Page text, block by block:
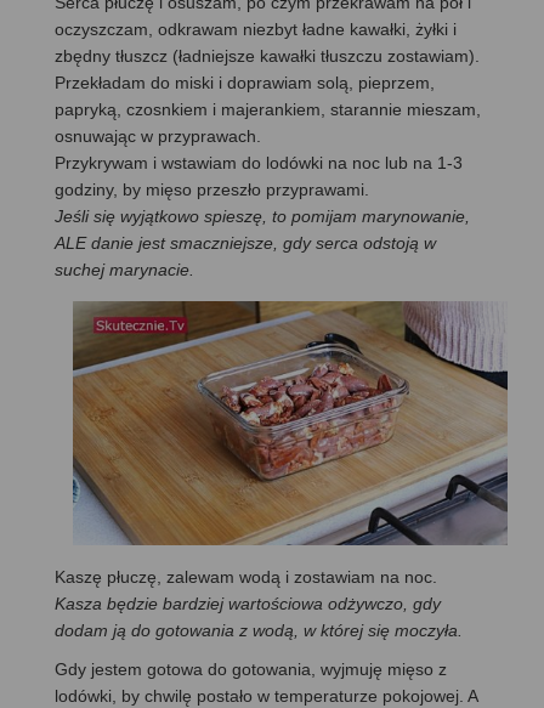
oczyszczam, odkrawam niezbyt ładne kawałki, żyłki i
zbędny tłuszcz (ładniejsze kawałki tłuszczu zostawiam).
Przekładam do miski i doprawiam solą, pieprzem,
papryką, czosnkiem i majerankiem, starannie mieszam,
osnuwając w przyprawach.
Przykrywam i wstawiam do lodówki na noc lub na 1-3
godziny, by mięso przeszło przyprawami.
Jeśli się wyjątkowo spieszę, to pomijam marynowanie,
ALE danie jest smaczniejsze, gdy serca odstoją w
suchej marynacie.
Kaszę płuczę, zalewam wodą i zostawiam na noc.
Kasza będzie bardziej wartościowa odżywczo, gdy
dodam ją do gotowania z wodą, w której się moczyła.
Gdy jestem gotowa do gotowania, wyjmuję mięso z
lodówki, by chwilę postało w temperaturze pokojowej. A